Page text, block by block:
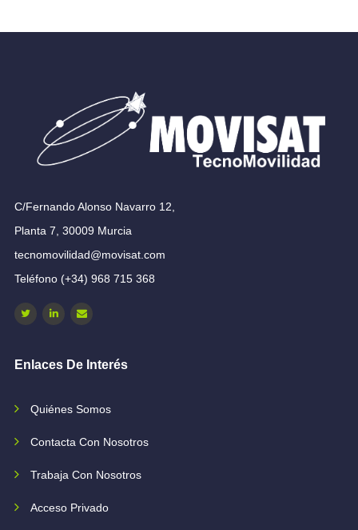
C/Fernando Alonso Navarro 12,
Planta 7, 30009 Murcia
tecnomovilidad@movisat.com
Teléfono (+34) 968 715 368
Enlaces De Interés
Quiénes Somos
Contacta Con Nosotros
Trabaja Con Nosotros
Acceso Privado